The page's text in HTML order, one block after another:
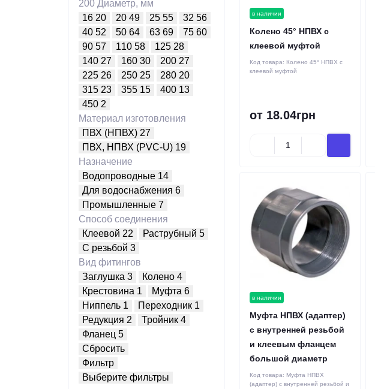
200 Диаметр, мм
16 20 20 49 25 55 32 56
40 52 50 64 63 69 75 60
90 57 110 58 125 28
140 27 160 30 200 27
225 26 250 25 280 20
315 23 355 15 400 13
450 2
Материал изготовления
ПВХ (НПВХ) 27
ПВХ, НПВХ (PVC-U) 19
Назначение
Водопроводные 14
Для водоснабжения 6
Промышленные 7
Способ соединения
Клеевой 22 Раструбный 5
С резьбой 3
Вид фитингов
Заглушка 3 Колено 4
Крестовина 1 Муфта 6
Ниппель 1 Переходник 1
Редукция 2 Тройник 4
Фланец 5
Сбросить
Фильтр
Выберите фильтры
в наличии
Колено 45° НПВХ с
клеевой муфтой
Код товара: Колено 45° НПВХ с
клеевой муфтой
от 18.04грн
в наличии
Муфта НПВХ (адаптер)
с внутренней резьбой
и клеевым фланцем
большой диаметр
Код товара: Муфта НПВХ
(адаптер) с внутренней резьбой и